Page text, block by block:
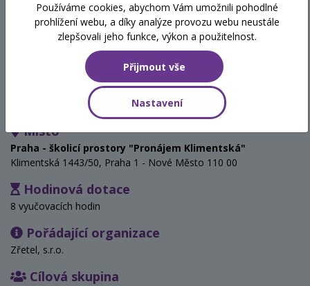
šablony
Efektivní komunikace
Místo
Praha - školicí prostory "Pronájem Klimentská"
Klimentská 1443/50, Praha 1 - Nové Město 110 00
Hodinová dotace
8 vyučovacích hodin
Pořádající organizace
Zřetel, s.r.o.
Cílová skupina
Používáme cookies, abychom Vám umožnili pohodlné
prohlížení webu, a díky analýze provozu webu neustále
zlepšovali jeho funkce, výkon a použitelnost.
Přijmout vše
Nastavení